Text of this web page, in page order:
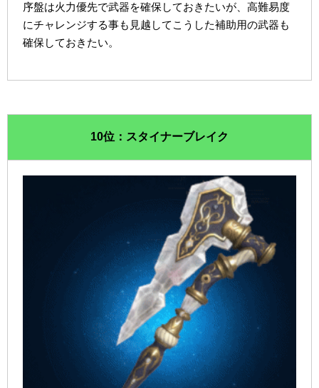
序盤は火力優先で武器を確保しておきたいが、高難易度
にチャレンジする事も見越してこうした補助用の武器も
確保しておきたい。
10位：スタイナーブレイク